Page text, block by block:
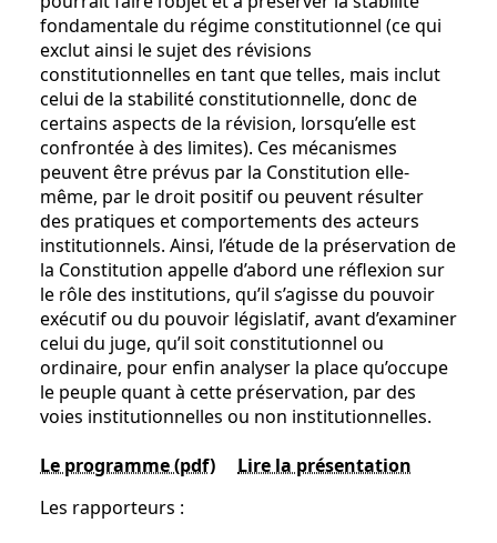
fondamentale du régime constitutionnel (ce qui
exclut ainsi le sujet des révisions
constitutionnelles en tant que telles, mais inclut
celui de la stabilité constitutionnelle, donc de
certains aspects de la révision, lorsqu’elle est
confrontée à des limites). Ces mécanismes
peuvent être prévus par la Constitution elle-
même, par le droit positif ou peuvent résulter
des pratiques et comportements des acteurs
institutionnels. Ainsi, l’étude de la préservation de
la Constitution appelle d’abord une réflexion sur
le rôle des institutions, qu’il s’agisse du pouvoir
exécutif ou du pouvoir législatif, avant d’examiner
celui du juge, qu’il soit constitutionnel ou
ordinaire, pour enfin analyser la place qu’occupe
le peuple quant à cette préservation, par des
voies institutionnelles ou non institutionnelles.
Le programme (pdf)
Lire la présentation
Les rapporteurs :